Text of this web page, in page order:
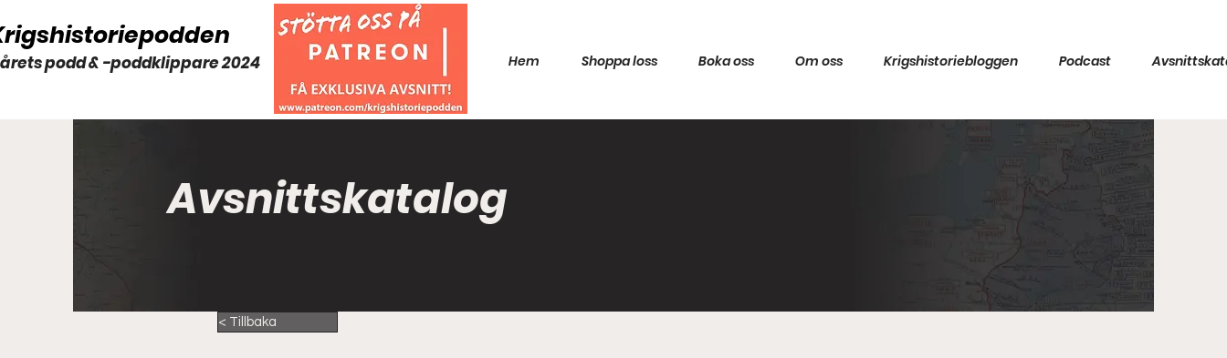
podd & -poddklippare 2024 Hem Shoppa loss Boka oss Om oss Krigshistoriebloggen Podcast
< Tillbaka
Avsnittskatalog